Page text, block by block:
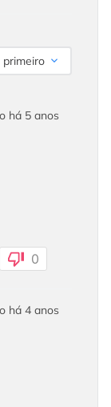
primeiro
há 5 anos
0
há 4 anos